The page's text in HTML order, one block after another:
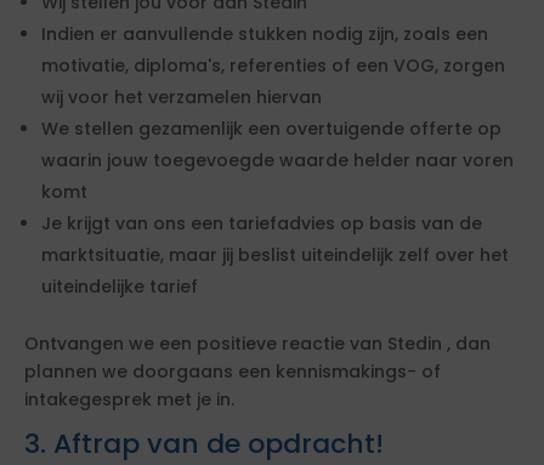
Indien er aanvullende stukken nodig zijn, zoals een
motivatie, diploma's, referenties of een VOG, zorgen
wij voor het verzamelen hiervan
We stellen gezamenlijk een overtuigende offerte op
waarin jouw toegevoegde waarde helder naar voren
komt
Je krijgt van ons een tariefadvies op basis van de
marktsituatie, maar jij beslist uiteindelijk zelf over het
uiteindelijke tarief
Ontvangen we een positieve reactie van Stedin , dan
plannen we doorgaans een kennismakings- of
intakegesprek met je in.
3. Aftrap van de opdracht!